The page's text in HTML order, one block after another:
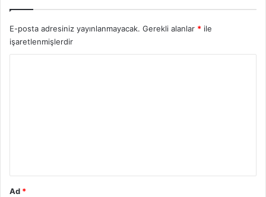
E-posta adresiniz yayınlanmayacak. Gerekli alanlar * ile
işaretlenmişlerdir
Ad *